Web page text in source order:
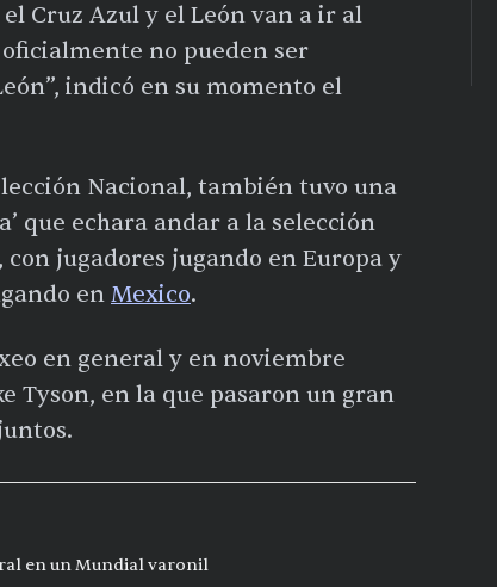
Cruz Azul y el León van a ir al
no pueden ser
indicó en su momento el
Nacional, también tuvo una
que echara andar a la selección
con jugadores jugando en Europa y
en Mexico.
en general y en noviembre
Tyson, en la que pasaron un gran
en un Mundial varonil